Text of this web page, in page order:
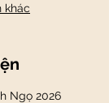
khác
Ngọ 2026